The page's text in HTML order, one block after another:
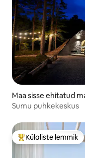
Maa sisse ehitatud
ck
Sumu puhkekeskus
Külaliste suur
Külaliste lemmik